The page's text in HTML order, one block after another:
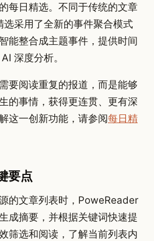
每日精选。不同于传统的文章
选采用了全新的事件聚合模式
整合成主题事件，提供时间
深度分析。
要阅读重复的报道，而是能够
的事情，获得更连贯、更有深
这一创新功能，请参阅每日精
要点
的文章列表时，PoweReader
成摘要，并根据关键词快速提
筛选和阅读，了解当前列表内